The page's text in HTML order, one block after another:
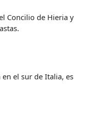
Concilio de Hieria y
el sur de Italia, es